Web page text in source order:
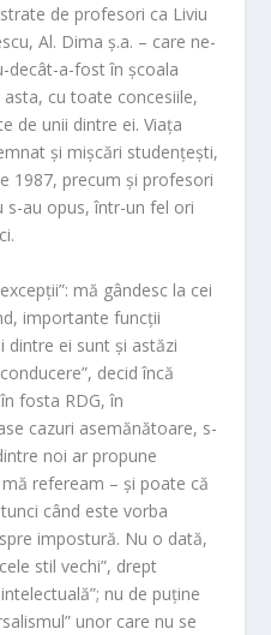
de profesori ca Liviu
Al. Dima ș.a. – care ne-
decât-a-fost în școala
cu toate concesiile,
de unii dintre ei. Viața
și mișcări studențești,
1987, precum și profesori
s-au opus, într-un fel ori
mă gândesc la cei
importante funcții
dintre ei sunt și astăzi
decid încă
fosta RDG, în
cazuri asemănătoare, s-
noi ar propune
refeream – și poate că
când este vorba
impostură. Nu o dată,
stil vechi”, drept
nu de puține
unor care nu se